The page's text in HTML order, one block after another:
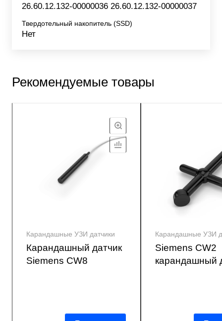
26.60.12.132-00000036 26.60.12.132-00000037
Твердотельный накопитель (SSD)
Нет
Рекомендуемые товары
Карандашные УЗИ датчики
Карандашный датчик
Siemens CW8
Карандашные УЗИ
Siemens CW2
карандашный